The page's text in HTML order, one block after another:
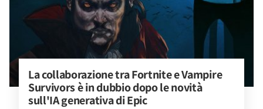
La collaborazione tra Fortnite e Vampire
Survivors è in dubbio dopo le novità
sull'IA generativa di Epic